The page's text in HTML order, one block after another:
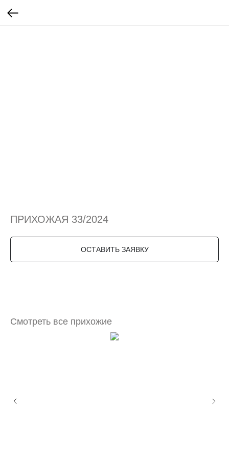
ПРИХОЖАЯ 33/2024
ОСТАВИТЬ ЗАЯВКУ
Смотреть все прихожие